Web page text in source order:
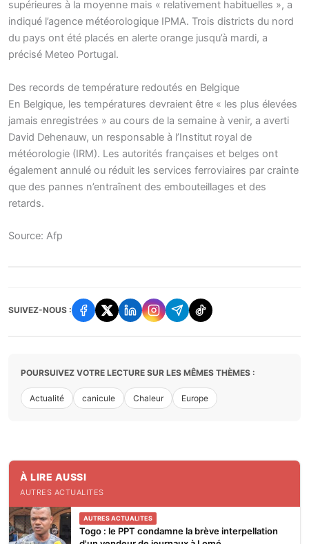
supérieures à la moyenne mais « relativement habituelles », a
indiqué l’agence météorologique IPMA. Trois districts du nord
du pays ont été placés en alerte orange jusqu’à mardi, a
précisé Meteo Portugal.
Des records de température redoutés en Belgique
En Belgique, les températures devraient être « les plus élevées
jamais enregistrées » au cours de la semaine à venir, a averti
David Dehenauw, un responsable à l’Institut royal de
météorologie (IRM). Les autorités françaises et belges ont
également annulé ou réduit les services ferroviaires par crainte
que des pannes n’entraînent des embouteillages et des
retards.
Source: Afp
SUIVEZ-NOUS :
POURSUIVEZ VOTRE LECTURE SUR LES MÊMES THÈMES :
Actualité canicule Chaleur Europe
À LIRE AUSSI
AUTRES ACTUALITES
AUTRES ACTUALITES
Togo : le PPT condamne la brève interpellation